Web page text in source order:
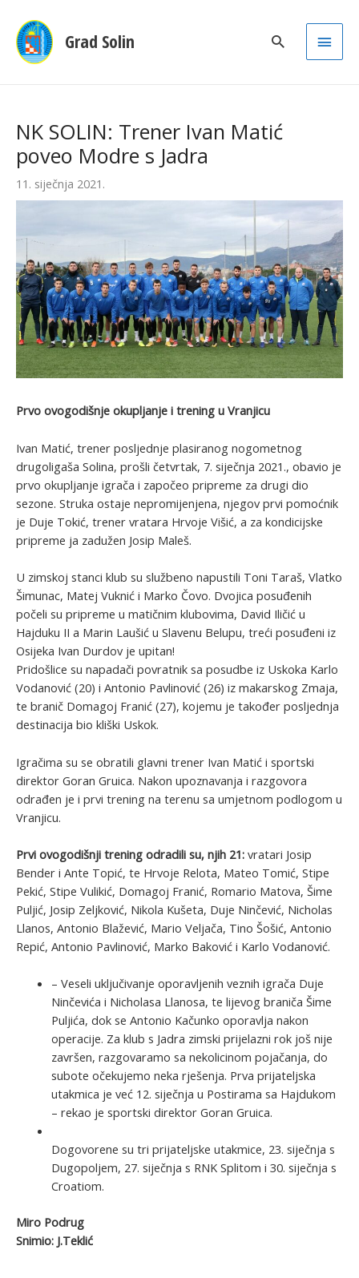
Grad Solin
Main
NK SOLIN: Trener Ivan Matić
poveo Modre s Jadra
11. siječnja 2021.
Prvo ovogodišnje okupljanje i trening u Vranjicu
Ivan Matić, trener posljednje plasiranog nogometnog
drugoligaša Solina, prošli četvrtak, 7. siječnja 2021., obavio je
prvo okupljanje igrača i započeo pripreme za drugi dio
sezone. Struka ostaje nepromijenjena, njegov prvi pomoćnik
je Duje Tokić, trener vratara Hrvoje Višić, a za kondicijske
pripreme ja zadužen Josip Maleš.
U zimskoj stanci klub su službeno napustili Toni Taraš, Vlatko
Šimunac, Matej Vuknić i Marko Čovo. Dvojica posuđenih
počeli su pripreme u matičnim klubovima, David Iličić u
Hajduku II a Marin Laušić u Slavenu Belupu, treći posuđeni iz
Osijeka Ivan Durdov je upitan!
Pridošlice su napadači povratnik sa posudbe iz Uskoka Karlo
Vodanović (20) i Antonio Pavlinović (26) iz makarskog Zmaja,
te branič Domagoj Franić (27), kojemu je također posljednja
destinacija bio kliški Uskok.
Igračima su se obratili glavni trener Ivan Matić i sportski
direktor Goran Gruica. Nakon upoznavanja i razgovora
odrađen je i prvi trening na terenu sa umjetnom podlogom u
Vranjicu.
Prvi ovogodišnji trening odradili su, njih 21: vratari Josip
Bender i Ante Topić, te Hrvoje Relota, Mateo Tomić, Stipe
Pekić, Stipe Vulikić, Domagoj Franić, Romario Matova, Šime
Puljić, Josip Zeljković, Nikola Kušeta, Duje Ninčević, Nicholas
Llanos, Antonio Blažević, Mario Veljača, Tino Šošić, Antonio
Repić, Antonio Pavlinović, Marko Baković i Karlo Vodanović.
– Veseli uključivanje oporavljenih veznih igrača Duje
Ninčevića i Nicholasa Llanosa, te lijevog braniča Šime
Puljića, dok se Antonio Kačunko oporavlja nakon
operacije. Za klub s Jadra zimski prijelazni rok još nije
završen, razgovaramo sa nekolicinom pojačanja, do
subote očekujemo neka rješenja. Prva prijateljska
utakmica je već 12. siječnja u Postirama sa Hajdukom
– rekao je sportski direktor Goran Gruica.
Dogovorene su tri prijateljske utakmice, 23. siječnja s
Dugopoljem, 27. siječnja s RNK Splitom i 30. siječnja s
Croatiom.
Miro Podrug
Snimio: J.Teklić